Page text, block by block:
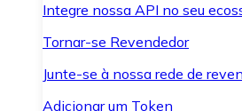
Integre nossa API no seu
Tornar-se Revendedor
Junte-se à nossa rede de
Adicionar um Token